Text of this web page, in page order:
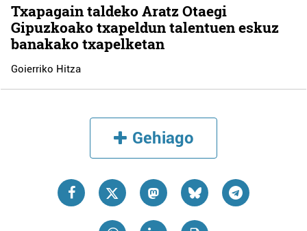
Txapagain taldeko Aratz Otaegi
Gipuzkoako txapeldun talentuen eskuz
banakako txapelketan
Goierriko Hitza
Gehiago